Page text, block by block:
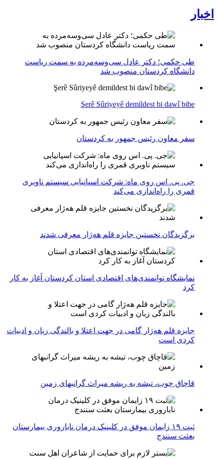
اخبار
طی حکمی؛ دکتر عادل سی‌وسه‌مرده به سمت ریاست
دانشگاه کردستان منصوب شد
Şerê Sûriyeyê demildest bi dawî bibe
سفر معاون رئیس جمهور به کردستان
جی. پی. اس روی ماه: شرکت اسپانیایی سیستم ناوبری
قمری را راه‌اندازی می‌کند
برگزیدگان نخستین جایزه قلم هه‌ژار معرفی شدند
نمایشگاه توانمندی‌های اقتصادی استان کردستان آغاز به کار
کرد
جایزه قلم هه‌ژار گامی در جهت اعتلا و بالندگی زبان و ادبیات
کردی است
قاچاق چوب، تیشه به ریشه میراث گرانبهای زمین
ثبت ۱۹ زایمان موفق در کلینیک درمان ناباروری بیمارستان
بعثت سنندج